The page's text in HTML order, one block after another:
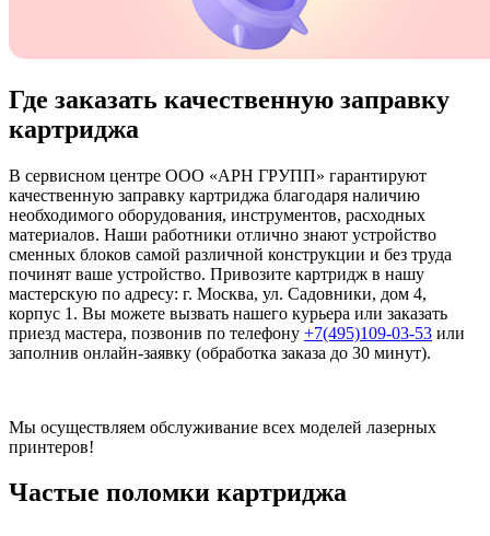
Где заказать качественную заправку
картриджа
В сервисном центре ООО «АРН ГРУПП» гарантируют
качественную заправку картриджа благодаря наличию
необходимого оборудования, инструментов, расходных
материалов. Наши работники отлично знают устройство
сменных блоков самой различной конструкции и без труда
починят ваше устройство. Привозите картридж в нашу
мастерскую по адресу: г. Москва, ул. Садовники, дом 4,
корпус 1. Вы можете вызвать нашего курьера или заказать
приезд мастера, позвонив по телефону +7(495)109-03-53 или
заполнив онлайн-заявку (обработка заказа до 30 минут).
Мы осуществляем обслуживание всех моделей лазерных
принтеров!
Частые поломки картриджа